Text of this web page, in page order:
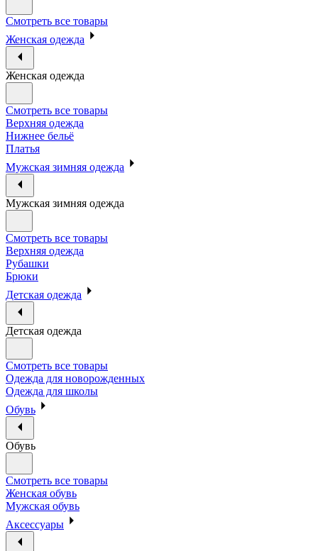
Смотреть все товары
Женская одежда
Женская одежда
Смотреть все товары
Верхняя одежда
Нижнее бельё
Платья
Мужская зимняя одежда
Мужская зимняя одежда
Смотреть все товары
Верхняя одежда
Рубашки
Брюки
Детская одежда
Детская одежда
Смотреть все товары
Одежда для новорожденных
Одежда для школы
Обувь
Обувь
Смотреть все товары
Женская обувь
Мужская обувь
Аксессуары